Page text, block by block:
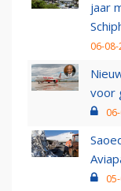
jaar
06-
voor